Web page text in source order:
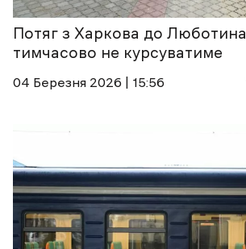
Потяг з Харкова до Люботина
тимчасово не курсуватиме
04 Березня 2026 | 15:56